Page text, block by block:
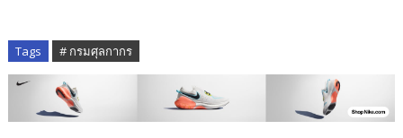
Tags # กรมศุลกากร